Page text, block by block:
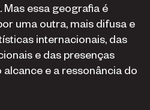
essa geografia é
uma outra, mais difusa e
internacionais, das
e das presenças
e a ressonância do